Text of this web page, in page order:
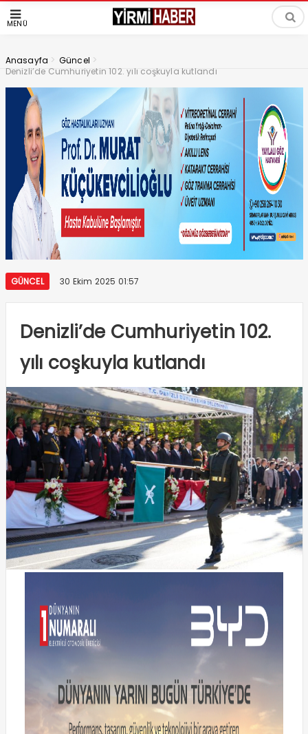
MENÜ
Anasayfa > Güncel >
Denizli’de Cumhuriyetin 102. yılı coşkuyla kutlandı
GÜNCEL 30 Ekim 2025 01:57
Denizli’de Cumhuriyetin 102.
yılı coşkuyla kutlandı